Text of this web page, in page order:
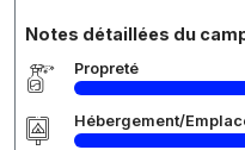
Notes détaillées du
Propreté
Hébergement/